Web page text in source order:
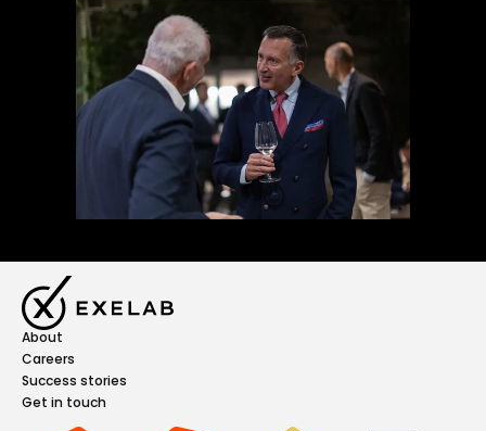
About
Careers
Success stories
Get in touch